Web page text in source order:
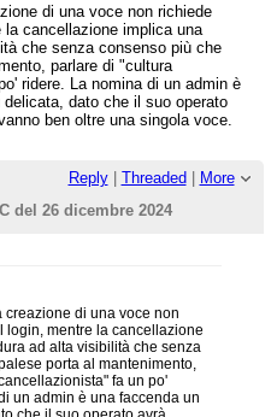
di una voce non richiede
cancellazione implica una
che senza consenso più che
parlare di "cultura
ridere. La nomina di un admin è
dato che il suo operato
ben oltre una singola voce.
Reply| Threaded
More
del 26 dicembre 2024
creazione di una voce non
login, mentre la cancellazione
ad alta visibilità che senza
porta al mantenimento,
fa un po'
un admin è una faccenda un